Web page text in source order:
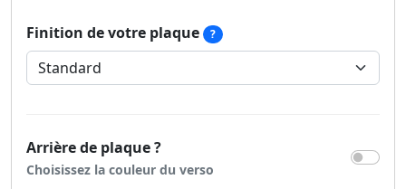
Finition de votre plaque ?
Arrière de plaque ?
Choisissez la couleur du verso